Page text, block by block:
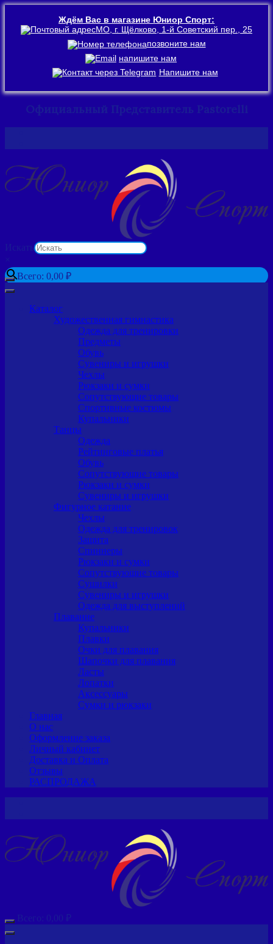
Ждём Вас в магазине Юниор Спорт:
МО, г. Щёлково, 1-й Советский пер., 25
позвоните нам
напишите нам
Напишите нам
Официальный Представитель Pastorelli
Искать
×
Всего: 0,00 ₽
Каталог
Художественная гимнастика
Одежда для тренировки
Предметы
Обувь
Сувениры и игрушки
Чехлы
Рюкзаки и сумки
Сопутствующие товары
Спортивные костюмы
Купальники
Танцы
Одежда
Рейтинговые платья
Обувь
Сопутствующие товары
Рюкзаки и сумки
Сувениры и игрушки
Фигурное катание
Чехлы
Одежда для тренировок
Защита
Спиннеры
Рюкзаки и сумки
Сопутствующие товары
Сушилки
Сувениры и игрушки
Одежда для выступлений
Плавание
Купальники
Плавки
Очки для плавания
Шапочки для плавания
Ласты
Лопатки
Аксессуары
Сумки и рюкзаки
Главная
О нас
Оформление заказа
Личный кабинет
Доставка и Оплата
Отзывы
РАСПРОДАЖА
Всего: 0,00 ₽